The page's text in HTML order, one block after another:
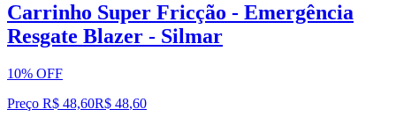
Carrinho Super Fricção - Emergência
Resgate Blazer - Silmar
10% OFF
Preço R$ 48,60R$ 48,60